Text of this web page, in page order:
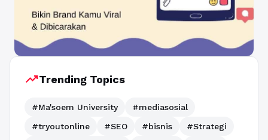
trending_upTrending Topics
#Ma'soem University
#mediasosial
#tryoutonline
#SEO #bisnis
#Strategi